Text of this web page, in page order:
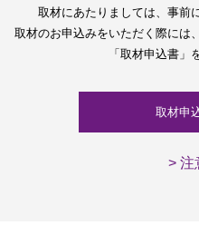
取材にあたりましては、 事前
取材のお申込みをいただく際には、
「取材申込書」
取材申
> 注